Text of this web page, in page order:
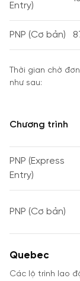
Entry)
PNP (Cơ bản)
Thời gian chờ
như sau:
Chương trình
PNP (Express
Entry)
PNP (Cơ bản)
Quebec
Các lộ trình lao